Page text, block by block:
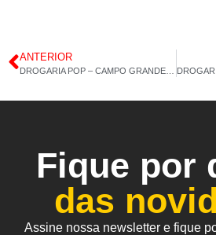
ANTERIOR
Fique por
das
Assine nossa newsletter e fique